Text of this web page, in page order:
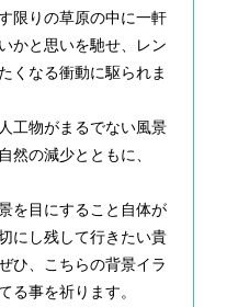
限りの草原の中に一軒
かと思いを馳せ、レン
くなる衝動に駆られま
工物がまるでない風景
然の減少とともに、
を目にすること自体が
にし残して行きたい貴
ひ、こちらの背景イラ
る事を祈ります。